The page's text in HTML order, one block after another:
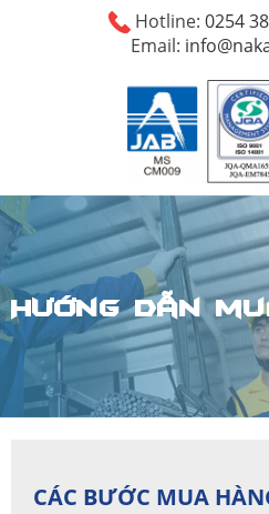
Hotline: 0254
Email:
Hướng dẫn
CÁC BƯỚC MUA